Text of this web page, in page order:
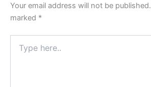
Your email address will not be published.
marked *
here..